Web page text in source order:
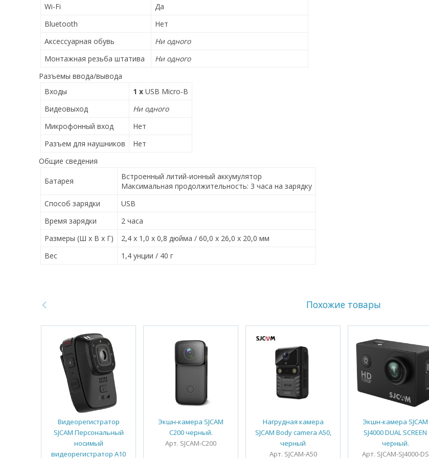
Wi-Fi
Да
Bluetooth
Нет
Аксессуарная обувь
Ни одного
Монтажная резьба штатива
Ни одного
Разъемы ввода/вывода
Входы
1 x USB Micro-B
Видеовыход
Ни одного
Микрофонный вход
Нет
Разъем для наушников
Нет
Общие сведения
Батарея
Встроенный литий-ионный аккумулятор
Максимальная продолжительность: 3 часа на зарядку
Способ зарядки
USB
Время зарядки
2 часа
Размеры (Ш x В x Г)
2,4 x 1,0 x 0,8 дюйма / 60,0 x 26,0 x 20,0 мм
Вес
1,4 унции / 40 г
Похожие товары
Видеорегистратор
SJCAM Персональный
носимый
видеорегистратор A10
Экшн-камера SJCAM
C200 черный.
Арт. SJCAM-C200
Нагрудная камера
SJCAM Body camera A50,
черный
Арт. SJCAM-A50
Экшн-камера SJCAM
SJ4000 DUAL SCREEN
черный.
Арт. SJCAM-SJ4000-DS